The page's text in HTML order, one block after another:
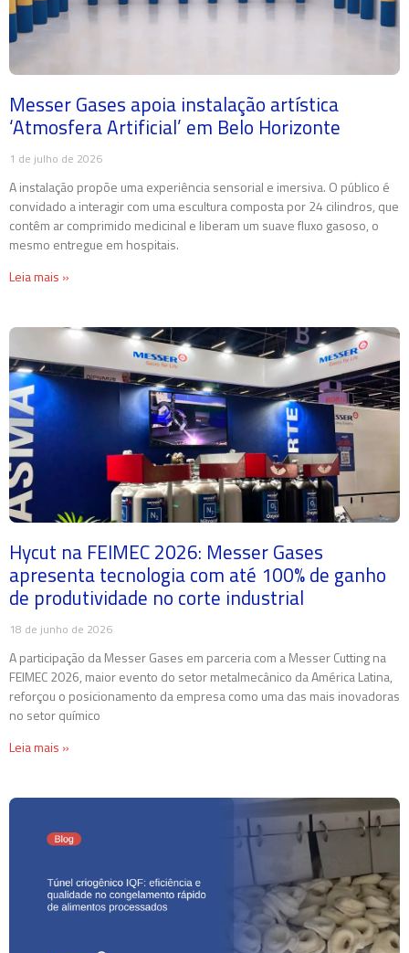
Messer Gases apoia instalação artística
‘Atmosfera Artificial’ em Belo Horizonte
1 de julho de 2026
A instalação propõe uma experiência sensorial e imersiva. O público é
convidado a interagir com uma escultura composta por 24 cilindros, que
contêm ar comprimido medicinal e liberam um suave fluxo gasoso, o
mesmo entregue em hospitais.
Leia mais »
Hycut na FEIMEC 2026: Messer Gases
apresenta tecnologia com até 100% de ganho
de produtividade no corte industrial
18 de junho de 2026
A participação da Messer Gases em parceria com a Messer Cutting na
FEIMEC 2026, maior evento do setor metalmecânico da América Latina,
reforçou o posicionamento da empresa como uma das mais inovadoras
no setor químico
Leia mais »